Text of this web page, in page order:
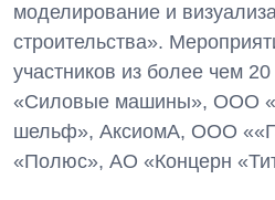
моделирование и
строительства».
участников из более чем
«Силовые машины», ООО
шельф», АксиомА, ООО
«Полюс», АО «Концерн